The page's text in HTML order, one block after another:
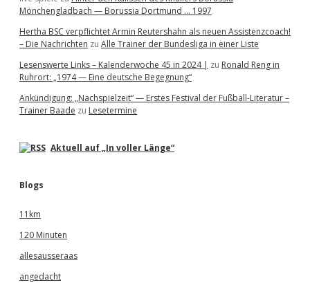
Mönchengladbach — Borussia Dortmund … 1997
Hertha BSC verpflichtet Armin Reutershahn als neuen Assistenzcoach!
– Die Nachrichten zu Alle Trainer der Bundesliga in einer Liste
Lesenswerte Links – Kalenderwoche 45 in 2024 | zu Ronald Reng in
Ruhrort: „1974 — Eine deutsche Begegnung“
Ankündigung: „Nachspielzeit“ — Erstes Festival der Fußball-Literatur –
Trainer Baade zu Lesetermine
Aktuell auf „In voller Länge“
Blogs
11km
120 Minuten
allesausseraas
angedacht